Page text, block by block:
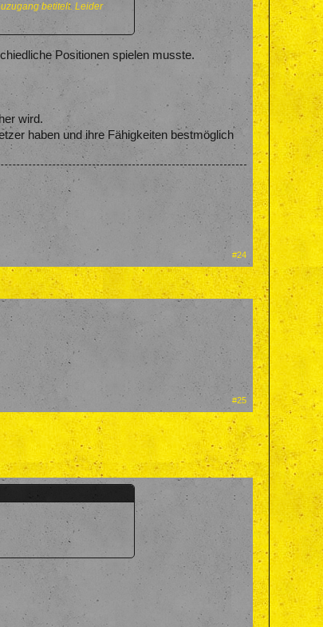
betitelt. Leider
Positionen spielen musste.
wird.
haben und ihre Fähigkeiten bestmöglich
#24
#25